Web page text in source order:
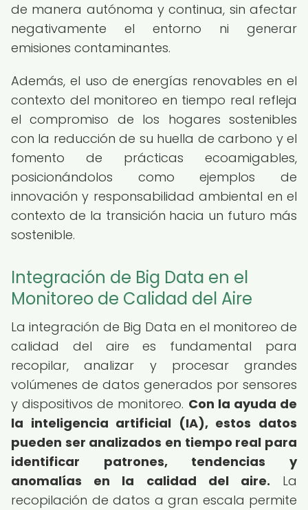
de manera autónoma y continua, sin afectar
negativamente el entorno ni generar
emisiones contaminantes.
Además, el uso de energías renovables en el
contexto del monitoreo en tiempo real refleja
el compromiso de los hogares sostenibles
con la reducción de su huella de carbono y el
fomento de prácticas ecoamigables,
posicionándolos como ejemplos de
innovación y responsabilidad ambiental en el
contexto de la transición hacia un futuro más
sostenible.
Integración de Big Data en el
Monitoreo de Calidad del Aire
La integración de Big Data en el monitoreo de
calidad del aire es fundamental para
recopilar, analizar y procesar grandes
volúmenes de datos generados por sensores
y dispositivos de monitoreo. Con la ayuda de
la inteligencia artificial (IA), estos datos
pueden ser analizados en tiempo real para
identificar patrones, tendencias y
anomalías en la calidad del aire. La
recopilación de datos a gran escala permite